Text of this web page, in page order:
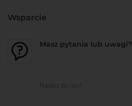
Wsparcie
Masz pytania lub uwagi?